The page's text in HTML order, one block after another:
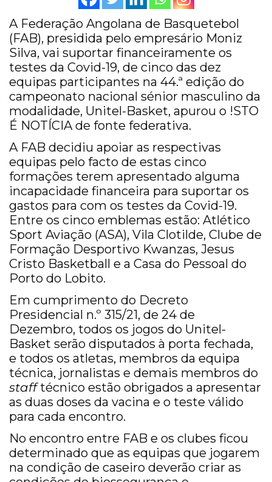
A Federação Angolana de Basquetebol
(FAB), presidida pelo empresário Moniz
Silva, vai suportar financeiramente os
testes da Covid-19, de cinco das dez
equipas participantes na 44.ª edição do
campeonato nacional sénior masculino da
modalidade, Unitel-Basket, apurou o !STO
É NOTÍCIA de fonte federativa.
A FAB decidiu apoiar as respectivas
equipas pelo facto de estas cinco
formações terem apresentado alguma
incapacidade financeira para suportar os
gastos para com os testes da Covid-19.
Entre os cinco emblemas estão: Atlético
Sport Aviação (ASA), Vila Clotilde, Clube de
Formação Desportivo Kwanzas, Jesus
Cristo Basketball e a Casa do Pessoal do
Porto do Lobito.
Em cumprimento do Decreto
Presidencial n.º 315/21, de 24 de
Dezembro, todos os jogos do Unitel-
Basket serão disputados à porta fechada,
e todos os atletas, membros da equipa
técnica, jornalistas e demais membros do
stafftécnico estão obrigados a apresentar
as duas doses da vacina e o teste válido
para cada encontro.
No encontro entre FAB e os clubes ficou
determinado que as equipas que jogarem
na condição de caseiro deverão criar as